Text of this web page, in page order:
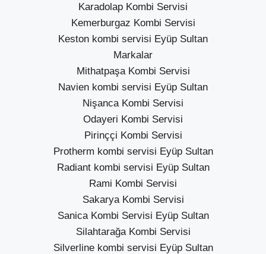
Karadolap Kombi Servisi
Kemerburgaz Kombi Servisi
Keston kombi servisi Eyüp Sultan
Markalar
Mithatpaşa Kombi Servisi
Navien kombi servisi Eyüp Sultan
Nişanca Kombi Servisi
Odayeri Kombi Servisi
Pirinççi Kombi Servisi
Protherm kombi servisi Eyüp Sultan
Radiant kombi servisi Eyüp Sultan
Rami Kombi Servisi
Sakarya Kombi Servisi
Sanica Kombi Servisi Eyüp Sultan
Silahtarağa Kombi Servisi
Silverline kombi servisi Eyüp Sultan